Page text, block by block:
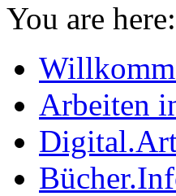
You are here:
Arbeiten